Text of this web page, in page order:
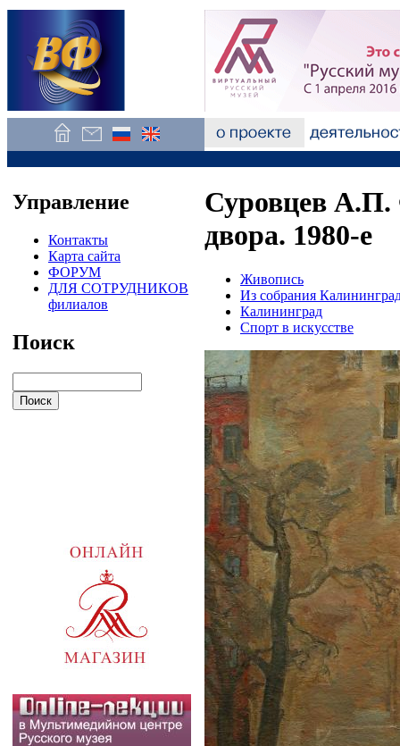
Управление
Контакты
Карта сайта
ФОРУМ
ДЛЯ СОТРУДНИКОВ
филиалов
Поиск
Суровцев А.П.
двора. 1980-е
Живопись
Из собрания
Калининград
Спорт в искусстве